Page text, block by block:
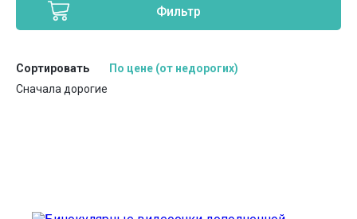
Фильтр
Сортировать
По цене (от недорогих)
Сначала дорогие